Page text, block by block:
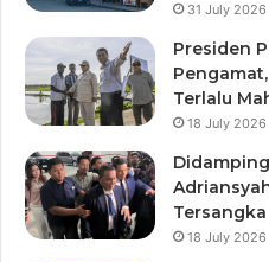
31 July 2026
Presiden
Terlalu
18 July 2026
Tersangka
18 July 2026